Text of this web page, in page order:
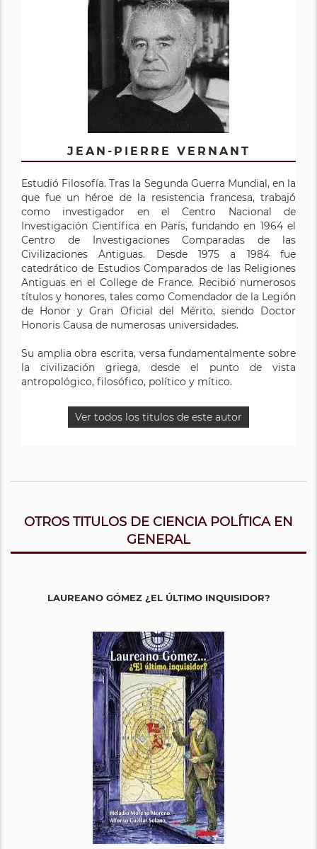
JEAN-PIERRE VERNANT
Estudió Filosofía. Tras la Segunda Guerra Mundial, en la
que fue un héroe de la resistencia francesa, trabajó
como investigador en el Centro Nacional de
Investigación Científica en París, fundando en 1964 el
Centro de Investigaciones Comparadas de las
Civilizaciones Antiguas. Desde 1975 a 1984 fue
catedrático de Estudios Comparados de las Religiones
Antiguas en el College de France. Recibió numerosos
títulos y honores, tales como Comendador de la Legión
de Honor y Gran Oficial del Mérito, siendo Doctor
Honoris Causa de numerosas universidades.
Su amplia obra escrita, versa fundamentalmente sobre
la civilización griega, desde el punto de vista
antropológico, filosófico, político y mítico.
Ver todos los titulos de este autor
OTROS TITULOS DE CIENCIA POLÍTICA EN
GENERAL
LAUREANO GÓMEZ ¿EL ÚLTIMO INQUISIDOR?